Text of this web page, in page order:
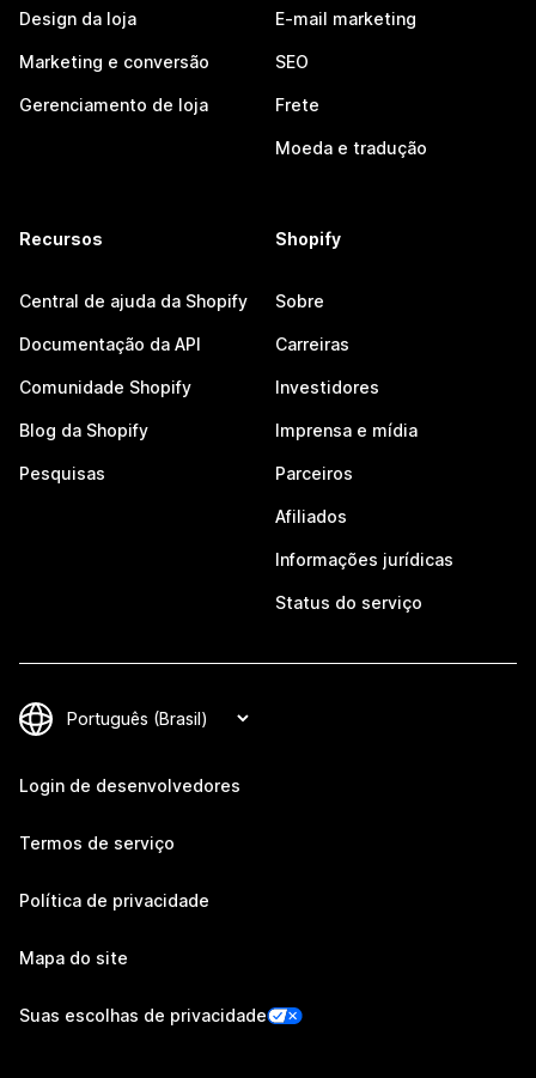
Design da loja
Marketing e conversão
Gerenciamento de loja
E-mail marketing
SEO
Frete
Moeda e tradução
Recursos
Central de ajuda da Shopify
Documentação da API
Comunidade Shopify
Blog da Shopify
Pesquisas
Shopify
Sobre
Carreiras
Investidores
Imprensa e mídia
Parceiros
Afiliados
Informações jurídicas
Status do serviço
Login de desenvolvedores
Termos de serviço
Política de privacidade
Mapa do site
Suas escolhas de privacidade